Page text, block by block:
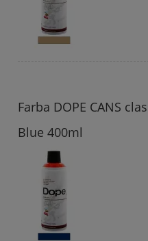
Farba DOPE CANS
Blue 400ml